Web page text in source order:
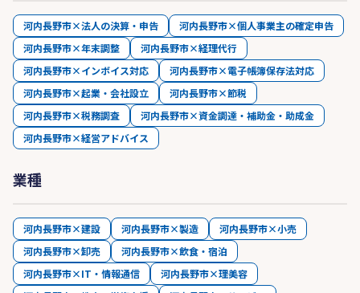
河内長野市×法人の決算・申告
河内長野市×個人事業主の確定申告
河内長野市×年末調整
河内長野市×経理代行
河内長野市×インボイス対応
河内長野市×電子帳簿保存法対応
河内長野市×起業・会社設立
河内長野市×節税
河内長野市×税務調査
河内長野市×資金調達・補助金・助成金
河内長野市×経営アドバイス
業種
河内長野市×建設 河内長野市×製造
河内長野市×小売
河内長野市×卸売
河内長野市×飲食・宿泊
河内長野市×IT・情報通信
河内長野市×理美容